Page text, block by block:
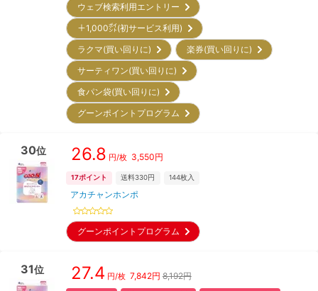
ウェブ検索利用エントリー
＋1,000㌽(初サービス利用)
ラクマ(買い回りに)
楽券(買い回りに)
サーティワン(買い回りに)
食パン袋(買い回りに)
グーンポイントプログラム
30位 26.8 円/枚 3,550円
17ポイント 送料330円 144枚入
アカチャンホンポ
グーンポイントプログラム
31位 27.4 円/枚 7,842円 8,192円